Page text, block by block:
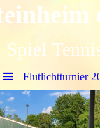
Spiel
Flutlichtturnier